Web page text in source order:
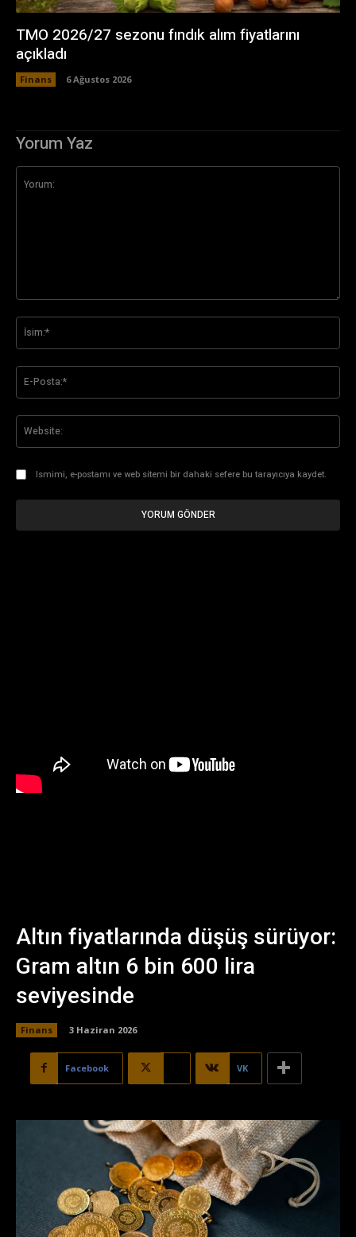
TMO 2026/27 sezonu fındık alım fiyatlarını
açıkladı
Finans 6 Ağustos 2026
Yorum Yaz
Ismimi, e-postamı ve web sitemi bir dahaki sefere bu tarayıcıya kaydet.